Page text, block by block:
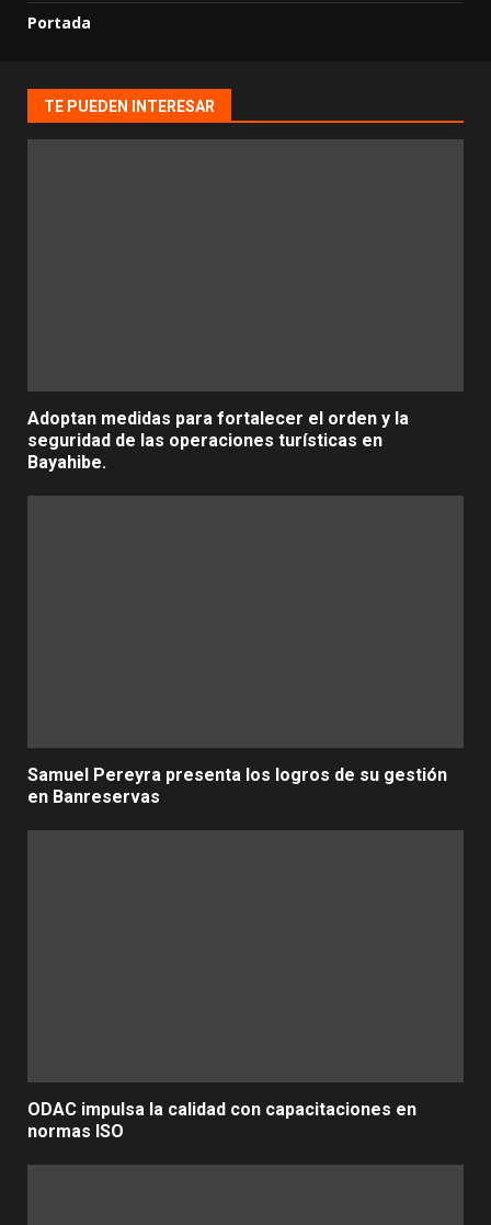
Portada
TE PUEDEN INTERESAR
Adoptan medidas para fortalecer el orden y la
seguridad de las operaciones turísticas en
Bayahibe.
Samuel Pereyra presenta los logros de su gestión
en Banreservas
ODAC impulsa la calidad con capacitaciones en
normas ISO